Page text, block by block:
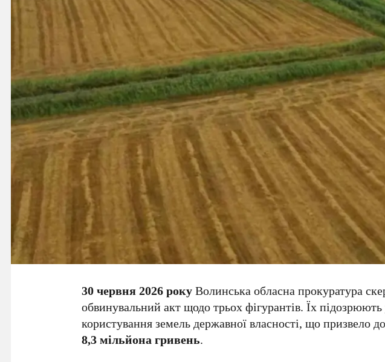
30 червня 2026 рокуВолинська обласна прокуратура
обвинувальний акт щодо трьох фігурантів. Їх підозрюють
користування земель державної власності, що призвело
8,3 мільйона гривень.